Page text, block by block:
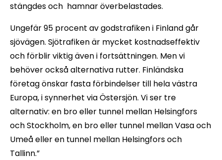
stängdes och hamnar överbelastades.
Ungefär 95 procent av godstrafiken i Finland går
sjövägen. Sjötrafiken är mycket kostnadseffektiv
och förblir viktig även i fortsättningen. Men vi
behöver också alternativa rutter. Finländska
företag önskar fasta förbindelser till hela västra
Europa, i synnerhet via Östersjön. Vi ser tre
alternativ: en bro eller tunnel mellan Helsingfors
och Stockholm, en bro eller tunnel mellan Vasa och
Umeå eller en tunnel mellan Helsingfors och
Tallinn.”